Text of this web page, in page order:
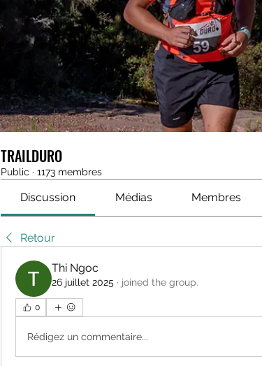
TRAILDURO
Public · 1173 membres
Discussion Médias Membres
Retour
Thi Ngoc
26 juillet 2025 · joined the group.
0
Rédigez un commentaire...